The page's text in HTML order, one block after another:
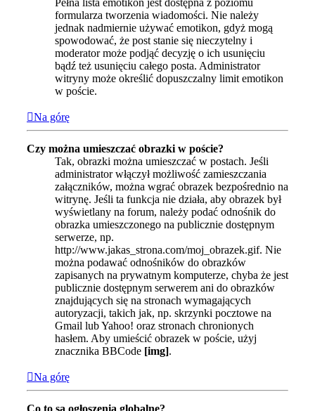
Pełna lista emotikon jest dostępna z poziomu
formularza tworzenia wiadomości. Nie należy
jednak nadmiernie używać emotikon, gdyż mogą
spowodować, że post stanie się nieczytelny i
moderator może podjąć decyzję o ich usunięciu
bądź też usunięciu całego posta. Administrator
witryny może określić dopuszczalny limit emotikon
w poście.
Na górę
Czy można umieszczać obrazki w poście?
Tak, obrazki można umieszczać w postach. Jeśli
administrator włączył możliwość zamieszczania
załączników, można wgrać obrazek bezpośrednio na
witrynę. Jeśli ta funkcja nie działa, aby obrazek był
wyświetlany na forum, należy podać odnośnik do
obrazka umieszczonego na publicznie dostępnym
serwerze, np.
http://www.jakas_strona.com/moj_obrazek.gif. Nie
można podawać odnośników do obrazków
zapisanych na prywatnym komputerze, chyba że jest
publicznie dostępnym serwerem ani do obrazków
znajdujących się na stronach wymagających
autoryzacji, takich jak, np. skrzynki pocztowe na
Gmail lub Yahoo! oraz stronach chronionych
hasłem. Aby umieścić obrazek w poście, użyj
znacznika BBCode [img].
Na górę
Co to są ogłoszenia globalne?